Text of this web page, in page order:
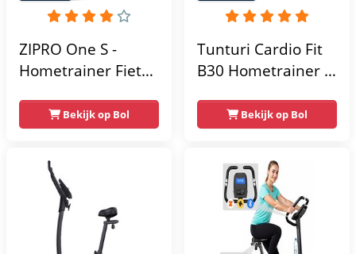
ZIPRO One S -
Hometrainer Fiets -
Magnetische Fiets -
Hartslagsensoren -
Gemakkelijk te
transporteren -
Antislippedalen -
Homegym -
Stabiele structuur -
Bekijk op Bol
Tunturi Cardio Fit
B30 Hometrainer -
weerstandsniveaus
- Tablethouder -
Hartslagfunctie en
transportwielen
Bekijk op Bol